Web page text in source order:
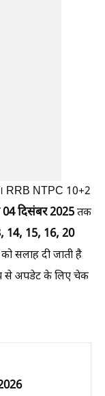
RRB NTPC 10+2
दिसंबर 2025तक
14, 15, 16, 20
सलाह दी जाती है
से अपडेट के लिए चेक